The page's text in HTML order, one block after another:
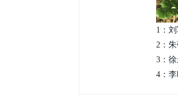
1：
2：朱
3：
4：